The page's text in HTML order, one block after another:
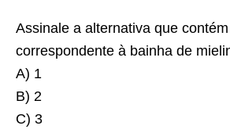
Assinale a alternativa que
correspondente à bainha de
A) 1
B) 2
C) 3